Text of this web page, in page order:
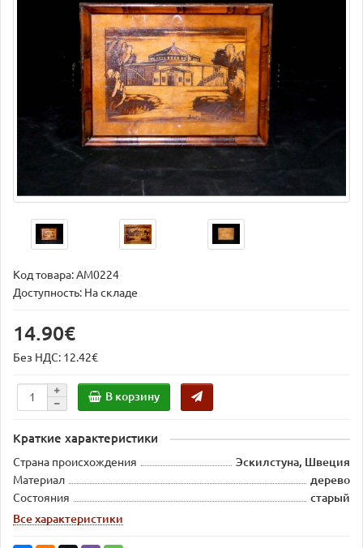
Код товара:AM0224
Доступность: На складе
14.90€
Без НДС: 12.42€
В корзину
Краткие характеристики
Страна происхождения
Эскилстуна, Швеция
Материал
дерево
Состояния
старый
Все характеристики